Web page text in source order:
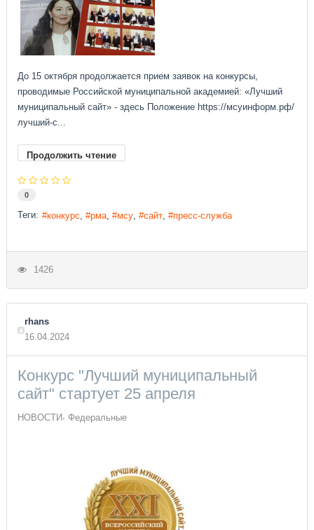
До 15 октября продолжается прием заявок на конкурсы,
проводимые Российской муниципальной академией: «Лучший
муниципальный сайт» - здесь Положение https://мсуинформ.рф/
лучший-с...
Продолжить чтение
0
Теги: конкурс рма мсу сайт пресс-служба
1426
rhans
16.04.2024
Конкурс "Лучший муниципальный
сайт" стартует 25 апреля
НОВОСТИ Федеральные